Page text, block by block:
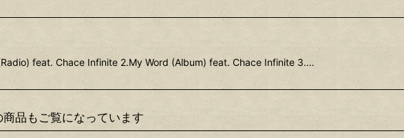
feat. Chace Infinite 2.My Word (Album) feat. Chace Infinite 3.…
品もご覧になっています